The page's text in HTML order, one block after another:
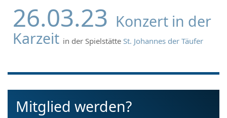
26.03.23 Konzert in der
Karzeit in der Spielstätte St. Johannes der Täufer
Mitglied werden?